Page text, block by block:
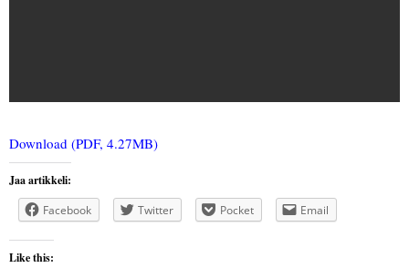
Download (PDF, 4.27MB)
Jaa artikkeli:
Facebook
Twitter Pocket Email
Like this: